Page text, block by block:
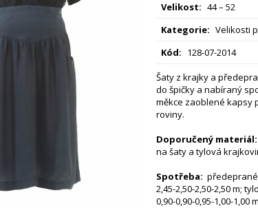
Velikost: 44 – 52
Kategorie: Velikosti
Kód: 128-07-2014
Šaty z krajky a
do špičky a nabíraný
měkce zaoblené kapsy
roviny.
Doporučený materiál:
na šaty a tylová
Spotřeba: předeprané
2,45-2,50-2,50-2,50 m;
0,90-0,90-0,95-1,00-1,00 m